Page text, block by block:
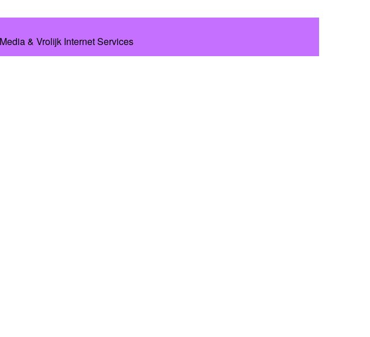
& Vrolijk Internet Services